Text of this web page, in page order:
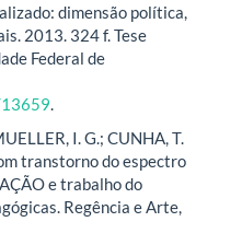
dimensão política,
2013. 324 f. Tese
Federal de
I. G.; CUNHA, T.
transtorno do espectro
e trabalho do
Regência e Arte,